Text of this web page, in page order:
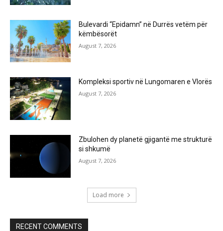
Bulevardi “Epidamn” në Durrës vetëm për
këmbësorët
August 7, 2026
Kompleksi sportiv në Lungomaren e Vlorës
August 7, 2026
Zbulohen dy planetë gjigantë me strukturë
si shkumë
August 7, 2026
Load more
RECENT COMMENTS